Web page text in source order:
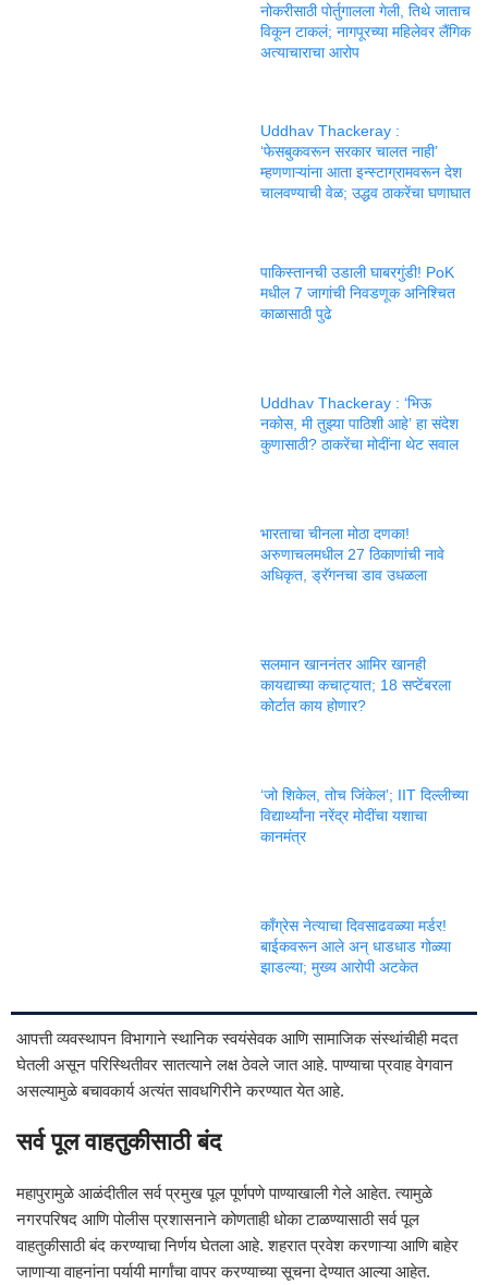
नोकरीसाठी पोर्तुगालला गेली, तिथे जाताच
विकून टाकलं; नागपूरच्या महिलेवर लैंगिक
अत्याचाराचा आरोप
Uddhav Thackeray :
‘फेसबुकवरून सरकार चालत नाही’
म्हणणाऱ्यांना आता इन्स्टाग्रामवरून देश
चालवण्याची वेळ; उद्धव ठाकरेंचा घणाघात
पाकिस्तानची उडाली घाबरगुंडी! PoK
मधील 7 जागांची निवडणूक अनिश्चित
काळासाठी पुढे
Uddhav Thackeray : ‘भिऊ
नकोस, मी तुझ्या पाठिशी आहे’ हा संदेश
कुणासाठी? ठाकरेंचा मोदींना थेट सवाल
भारताचा चीनला मोठा दणका!
अरुणाचलमधील 27 ठिकाणांची नावे
अधिकृत, ड्रॅगनचा डाव उधळला
सलमान खाननंतर आमिर खानही
कायद्याच्या कचाट्यात; 18 सप्टेंबरला
कोर्टात काय होणार?
‘जो शिकेल, तोच जिंकेल’; IIT दिल्लीच्या
विद्यार्थ्यांना नरेंद्र मोदींचा यशाचा
कानमंत्र
काँग्रेस नेत्याचा दिवसाढवळ्या मर्डर!
बाईकवरून आले अन् धाडधाड गोळ्या
झाडल्या; मुख्य आरोपी अटकेत
आपत्ती व्यवस्थापन विभागाने स्थानिक स्वयंसेवक आणि सामाजिक संस्थांचीही मदत
घेतली असून परिस्थितीवर सातत्याने लक्ष ठेवले जात आहे. पाण्याचा प्रवाह वेगवान
असल्यामुळे बचावकार्य अत्यंत सावधगिरीने करण्यात येत आहे.
सर्व पूल वाहतुकीसाठी बंद
महापुरामुळे आळंदीतील सर्व प्रमुख पूल पूर्णपणे पाण्याखाली गेले आहेत. त्यामुळे
नगरपरिषद आणि पोलीस प्रशासनाने कोणताही धोका टाळण्यासाठी सर्व पूल
वाहतुकीसाठी बंद करण्याचा निर्णय घेतला आहे. शहरात प्रवेश करणाऱ्या आणि बाहेर
जाणाऱ्या वाहनांना पर्यायी मार्गांचा वापर करण्याच्या सूचना देण्यात आल्या आहेत.